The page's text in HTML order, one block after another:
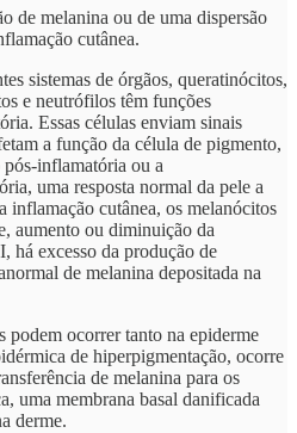
de melanina ou de uma dispersão
cutânea.
sistemas de órgãos, queratinócitos,
e neutrófilos têm funções
Essas células enviam sinais
a função da célula de pigmento,
inflamatória ou a
uma resposta normal da pele a
inflamação cutânea, os melanócitos
aumento ou diminuição da
há excesso da produção de
de melanina depositada na
podem ocorrer tanto na epiderme
de hiperpigmentação, ocorre
de melanina para os
uma membrana basal danificada
derme.